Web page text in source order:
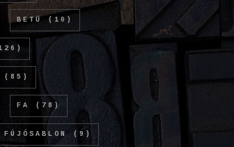
BETŰ (10)
(85)
FA (78)
FÚJÓSABLON (9)